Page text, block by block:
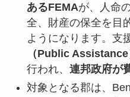
あるFEMAが、人命
全、財産の保全を目
ようになります。支
（Public
行われ、 連邦政府が
対象となる郡は、